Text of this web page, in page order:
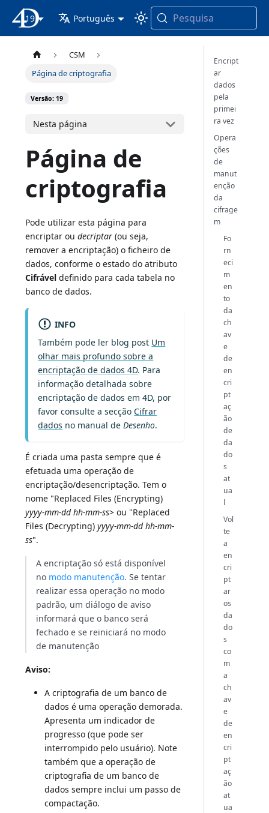
Documentação 4D
19 Português Pesquisa
CSM
Página de criptografia
Versão: 19
Nesta página
Página de
criptografia
Pode utilizar esta página para
encriptar oudecriptar (ou seja,
remover a encriptação) o ficheiro de
dados, conforme o estado do atributo
Cifrável definido para cada tabela no
banco de dados.
INFO
Também pode ler blog post Um
olhar mais profundo sobre a
encriptação de dados 4D. Para
informação detalhada sobre
encriptação de dados em 4D, por
favor consulte a secção Cifrar
dados no manual deDesenho.
É criada uma pasta sempre que é
efetuada uma operação de
encriptação/desencriptação. Tem o
nome "Replaced Files (Encrypting)
yyyy-mm-dd hh-mm-ss> ou "Replaced
Files (Decrypting)yyyy-mm-dd hh-mm-
ss".
A encriptação só está disponível
no modo manutenção. Se tentar
realizar essa operação no modo
padrão, um diálogo de aviso
informará que o banco será
fechado e se reiniciará no modo
de manutenção
Aviso:
A criptografia de um banco de
dados é uma operação demorada.
Apresenta um indicador de
progresso (que pode ser
interrompido pelo usuário). Note
também que a operação de
criptografia de um banco de
dados sempre inclui um passo de
compactação.
Encript
ar
dados
pela
primei
ra vez
Opera
ções
de
manut
enção
da
cifrage
m
Fo
rn
eci
m
en
to
da
ch
av
e
de
en
cri
pt
aç
ão
de
da
do
s
at
ua
l
Vol
te
a
en
cri
pt
ar
os
da
do
s
co
m
a
ch
av
e
de
en
cri
pt
aç
ão
at
ua